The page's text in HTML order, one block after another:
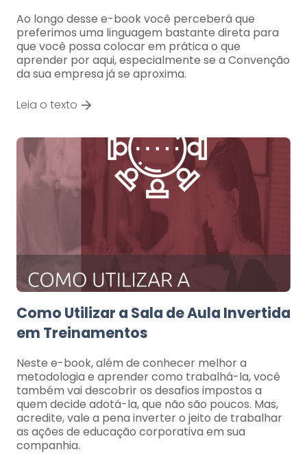
Ao longo desse e-book você perceberá que
preferimos uma linguagem bastante direta para
que você possa colocar em prática o que
aprender por aqui, especialmente se a Convenção
da sua empresa já se aproxima.
Leia o texto
Como Utilizar a Sala de Aula Invertida
em Treinamentos
Neste e-book, além de conhecer melhor a
metodologia e aprender como trabalhá-la, você
também vai descobrir os desafios impostos a
quem decide adotá-la, que não são poucos. Mas,
acredite, vale a pena inverter o jeito de trabalhar
as ações de educação corporativa em sua
companhia.